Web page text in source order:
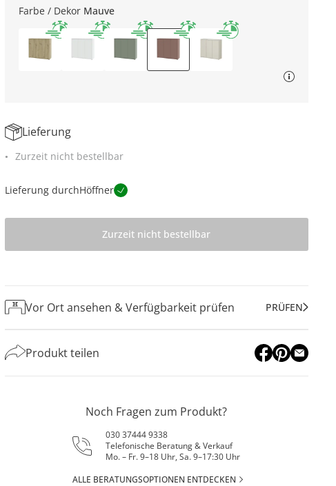
Farbe / Dekor Mauve
Lieferung
Zurzeit nicht bestellbar
Lieferung durchHöffner
Zurzeit nicht bestellbar
Vor Ort ansehen & Verfügbarkeit prüfen PRÜFEN
Produkt teilen
Noch Fragen zum Produkt?
030 37444 9338
Telefonische Beratung & Verkauf
Mo. – Fr. 9–18 Uhr, Sa. 9–17:30 Uhr
ALLE BERATUNGSOPTIONEN ENTDECKEN